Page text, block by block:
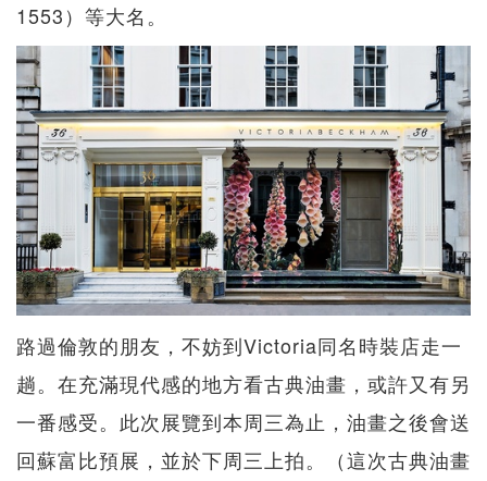
1553）等大名。
路過倫敦的朋友，不妨到Victoria同名時裝店走一
趟。在充滿現代感的地方看古典油畫，或許又有另
一番感受。此次展覽到本周三為止，油畫之後會送
回蘇富比預展，並於下周三上拍。（這次古典油畫